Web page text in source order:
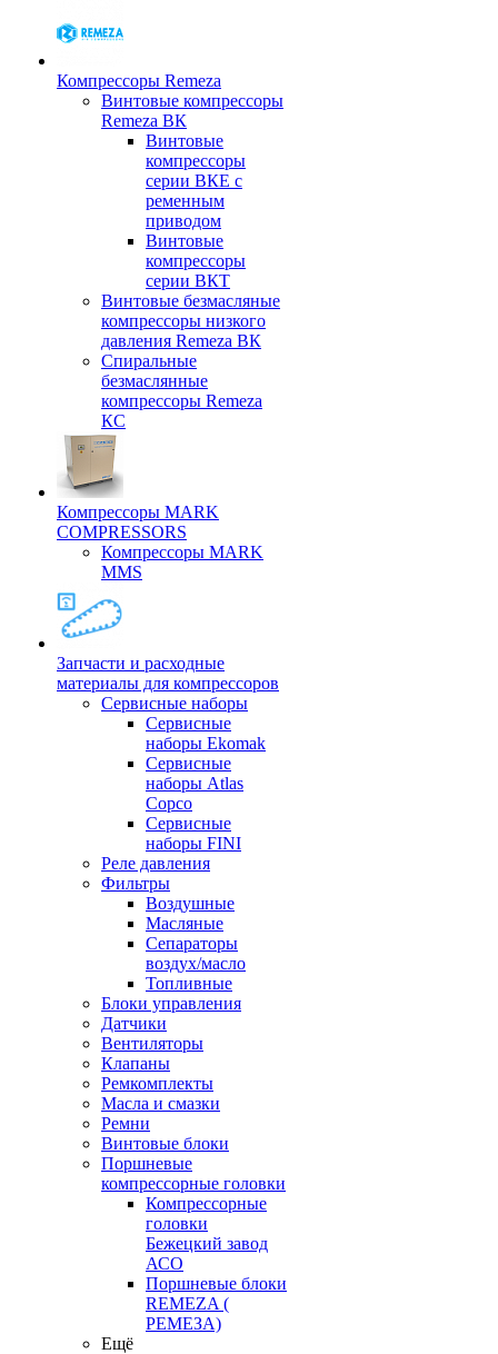
Компрессоры Remeza
Винтовые компрессоры
Remeza ВК
Винтовые
компрессоры
серии ВКЕ с
ременным
приводом
Винтовые
компрессоры
серии ВКТ
Винтовые безмасляные
компрессоры низкого
давления Remeza ВК
Спиральные
безмаслянные
компрессоры Remeza
КС
Компрессоры MARK
COMPRESSORS
Компрессоры MARK
MMS
Запчасти и расходные
материалы для компрессоров
Cервисные наборы
Сервисные
наборы Ekomak
Cервисные
наборы Atlas
Copco
Сервисные
наборы FINI
Реле давления
Фильтры
Воздушные
Масляные
Сепараторы
воздух/масло
Топливные
Блоки управления
Датчики
Вентиляторы
Клапаны
Ремкомплекты
Масла и смазки
Ремни
Винтовые блоки
Поршневые
компрессорные головки
Компрессорные
головки
Бежецкий завод
АСО
Поршневые блоки
REMEZA (
РЕМЕЗА)
Ещё